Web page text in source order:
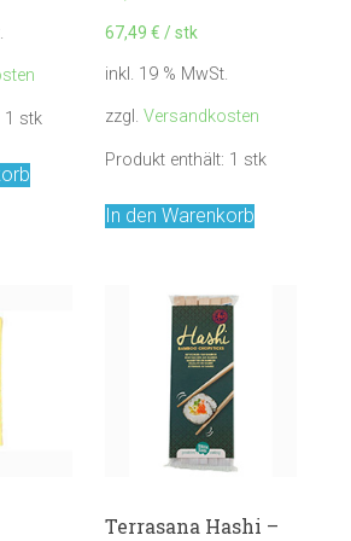
stk
67,49€ /stk
inkl. 19 % MwSt.
zzgl.Versandkosten
Produkt enthält: 1 stk
In den Warenkorb
Terrasana Hashi –